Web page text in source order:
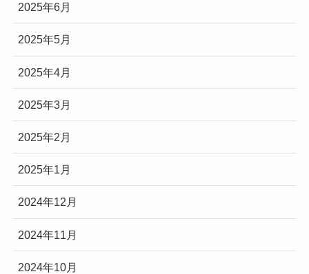
2025年6月
2025年5月
2025年4月
2025年3月
2025年2月
2025年1月
2024年12月
2024年11月
2024年10月